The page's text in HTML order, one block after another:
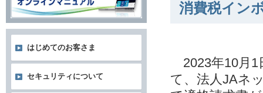
消費税イン
2023年10月1
て、法人JAネ
はじめてのお客さま
セキュリティについて